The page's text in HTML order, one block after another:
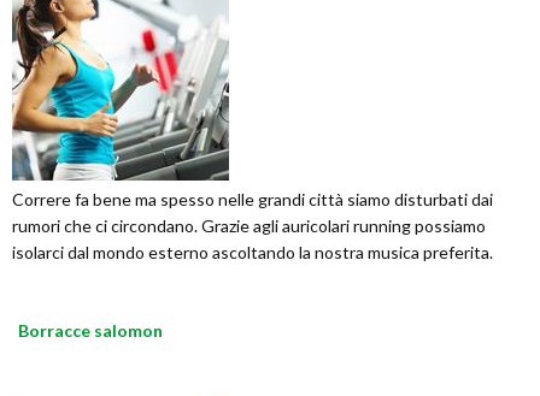
Correre fa bene ma spesso nelle grandi città siamo disturbati dai
rumori che ci circondano. Grazie agli auricolari running possiamo
isolarci dal mondo esterno ascoltando la nostra musica preferita.
Borracce salomon